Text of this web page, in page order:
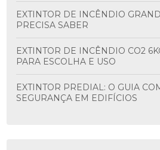
EXTINTOR DE INCÊNDIO GRANDE: O QUE VOCÊ
PRECISA SABER
EXTINTOR DE INCÊNDIO CO2 6KG: GUIA COMPLETO
PARA ESCOLHA E USO
EXTINTOR PREDIAL: O GUIA COMPLETO PARA
SEGURANÇA EM EDIFÍCIOS